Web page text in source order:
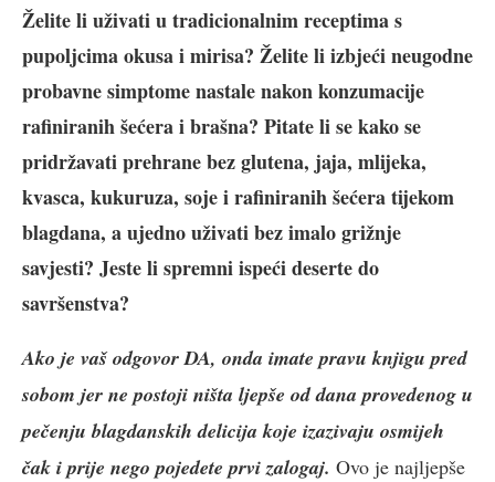
Želite li uživati u tradicionalnim receptima s
pupoljcima okusa i mirisa? Želite li izbjeći neugodne
probavne simptome nastale nakon konzumacije
rafiniranih šećera i brašna? Pitate li se kako se
pridržavati prehrane bez glutena, jaja, mlijeka,
kvasca, kukuruza, soje i rafiniranih šećera tijekom
blagdana, a ujedno uživati bez imalo grižnje
savjesti? Jeste li spremni ispeći deserte do
savršenstva?
Ako je vaš odgovor DA, onda imate pravu knjigu pred
sobom jer ne postoji ništa ljepše od dana provedenog u
pečenju blagdanskih delicija koje izazivaju osmijeh
čak i prije nego pojedete prvi zalogaj. Ovo je najljepše